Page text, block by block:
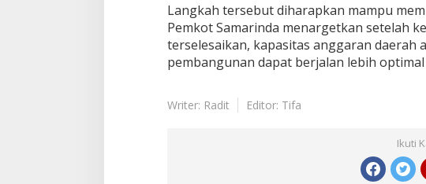
Langkah tersebut diharapkan mampu
Pemkot Samarinda menargetkan setelah
terselesaikan, kapasitas anggaran daerah
pembangunan dapat berjalan lebih optimal
Writer: Radit Editor: Tifa
Ikuti